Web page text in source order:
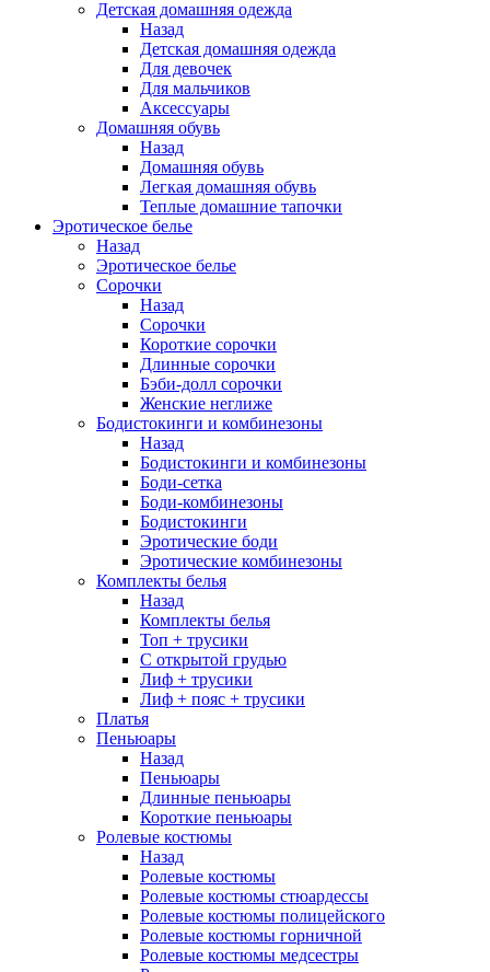
Детская домашняя одежда
Назад
Детская домашняя одежда
Для девочек
Для мальчиков
Аксессуары
Домашняя обувь
Назад
Домашняя обувь
Легкая домашняя обувь
Теплые домашние тапочки
Эротическое белье
Назад
Эротическое белье
Сорочки
Назад
Сорочки
Короткие сорочки
Длинные сорочки
Бэби-долл сорочки
Женские неглиже
Бодистокинги и комбинезоны
Назад
Бодистокинги и комбинезоны
Боди-сетка
Боди-комбинезоны
Бодистокинги
Эротические боди
Эротические комбинезоны
Комплекты белья
Назад
Комплекты белья
Топ + трусики
С открытой грудью
Лиф + трусики
Лиф + пояс + трусики
Платья
Пеньюары
Назад
Пеньюары
Длинные пеньюары
Короткие пеньюары
Ролевые костюмы
Назад
Ролевые костюмы
Ролевые костюмы стюардессы
Ролевые костюмы полицейского
Ролевые костюмы горничной
Ролевые костюмы медсестры